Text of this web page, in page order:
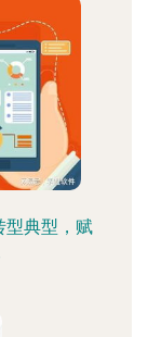
型典型，赋